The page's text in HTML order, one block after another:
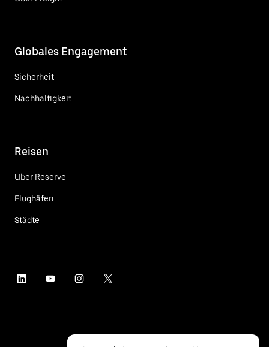
Globales Engagement
Sicherheit
Nachhaltigkeit
Reisen
Uber Reserve
Flughäfen
Städte